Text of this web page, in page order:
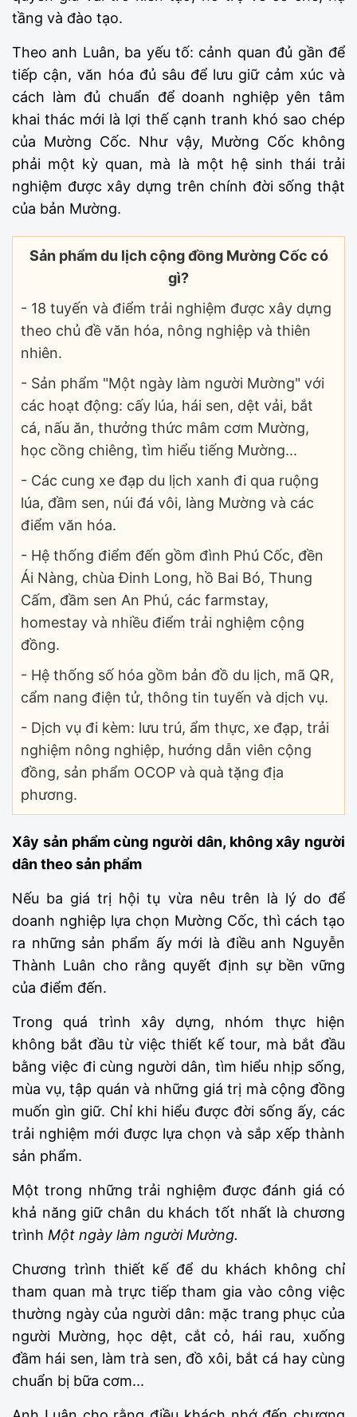
tầng và đào tạo.
Theo anh Luân, ba yếu tố: cảnh quan đủ gần để
tiếp cận, văn hóa đủ sâu để lưu giữ cảm xúc và
cách làm đủ chuẩn để doanh nghiệp yên tâm
khai thác mới là lợi thế cạnh tranh khó sao chép
của Mường Cốc. Như vậy, Mường Cốc không
phải một kỳ quan, mà là một hệ sinh thái trải
nghiệm được xây dựng trên chính đời sống thật
của bản Mường.
Sản phẩm du lịch cộng đồng Mường Cốc có
gì?
- 18 tuyến và điểm trải nghiệm được xây dựng
theo chủ đề văn hóa, nông nghiệp và thiên
nhiên.
- Sản phẩm "Một ngày làm người Mường" với
các hoạt động: cấy lúa, hái sen, dệt vải, bắt
cá, nấu ăn, thưởng thức mâm cơm Mường,
học cồng chiêng, tìm hiểu tiếng Mường...
- Các cung xe đạp du lịch xanh đi qua ruộng
lúa, đầm sen, núi đá vôi, làng Mường và các
điểm văn hóa.
- Hệ thống điểm đến gồm đình Phú Cốc, đền
Ái Nàng, chùa Đinh Long, hồ Bai Bó, Thung
Cấm, đầm sen An Phú, các farmstay,
homestay và nhiều điểm trải nghiệm cộng
đồng.
- Hệ thống số hóa gồm bản đồ du lịch, mã QR,
cẩm nang điện tử, thông tin tuyến và dịch vụ.
- Dịch vụ đi kèm: lưu trú, ẩm thực, xe đạp, trải
nghiệm nông nghiệp, hướng dẫn viên cộng
đồng, sản phẩm OCOP và quà tặng địa
phương.
Xây sản phẩm cùng người dân, không xây người
dân theo sản phẩm
Nếu ba giá trị hội tụ vừa nêu trên là lý do để
doanh nghiệp lựa chọn Mường Cốc, thì cách tạo
ra những sản phẩm ấy mới là điều anh Nguyễn
Thành Luân cho rằng quyết định sự bền vững
của điểm đến.
Trong quá trình xây dựng, nhóm thực hiện
không bắt đầu từ việc thiết kế tour, mà bắt đầu
bằng việc đi cùng người dân, tìm hiểu nhịp sống,
mùa vụ, tập quán và những giá trị mà cộng đồng
muốn gìn giữ. Chỉ khi hiểu được đời sống ấy, các
trải nghiệm mới được lựa chọn và sắp xếp thành
sản phẩm.
Một trong những trải nghiệm được đánh giá có
khả năng giữ chân du khách tốt nhất là chương
trình Một ngày làm người Mường.
Chương trình thiết kế để du khách không chỉ
tham quan mà trực tiếp tham gia vào công việc
thường ngày của người dân: mặc trang phục của
người Mường, học dệt, cắt cỏ, hái rau, xuống
đầm hái sen, làm trà sen, đồ xôi, bắt cá hay cùng
chuẩn bị bữa cơm...